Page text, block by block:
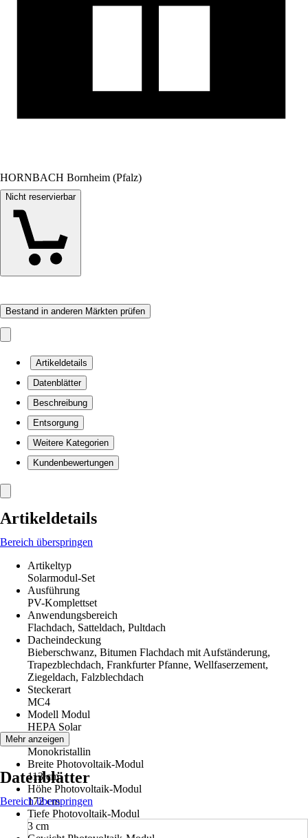
HORNBACH Bornheim (Pfalz)
Nicht reservierbar
Bestand in anderen Märkten prüfen
Artikeldetails
Datenblätter
Beschreibung
Entsorgung
Weitere Kategorien
Kundenbewertungen
Artikeldetails
Bereich überspringen
Artikeltyp
Solarmodul-Set
Ausführung
PV-Komplettset
Anwendungsbereich
Flachdach, Satteldach, Pultdach
Dacheindeckung
Bieberschwanz, Bitumen Flachdach mit Aufständerung,
Trapezblechdach, Frankfurter Pfanne, Wellfaserzement,
Ziegeldach, Falzblechdach
Steckerart
MC4
Modell Modul
HEPA Solar
Zelltyp
Monokristallin
Breite Photovoltaik-Modul
113 cm
Höhe Photovoltaik-Modul
172 cm
Tiefe Photovoltaik-Modul
3 cm
Mehr anzeigen
Datenblätter
Bereich überspringen